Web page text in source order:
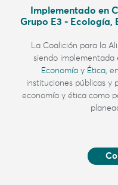
Implementado en
Grupo E3 - Ecología,
La Coalición para la
siendo implementada
Economía y Ética,
instituciones públicas y
economía y ética como